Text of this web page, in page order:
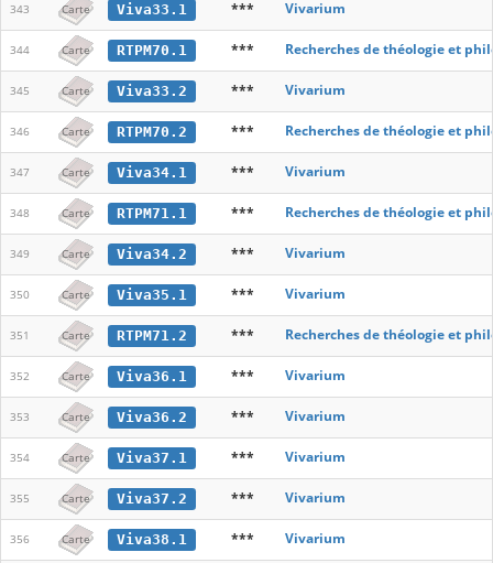
343 Carte Viva33.1 *** Vivarium
344 Carte RTPM70.1 *** Recherches de théologie et
345 Carte Viva33.2 *** Vivarium
346 Carte RTPM70.2 *** Recherches de théologie et
347 Carte Viva34.1 *** Vivarium
348 Carte RTPM71.1 *** Recherches de théologie et
349 Carte Viva34.2 *** Vivarium
350 Carte Viva35.1 *** Vivarium
351 Carte RTPM71.2 *** Recherches de théologie et
352 Carte Viva36.1 *** Vivarium
353 Carte Viva36.2 *** Vivarium
354 Carte Viva37.1 *** Vivarium
355 Carte Viva37.2 *** Vivarium
356 Carte Viva38.1 *** Vivarium